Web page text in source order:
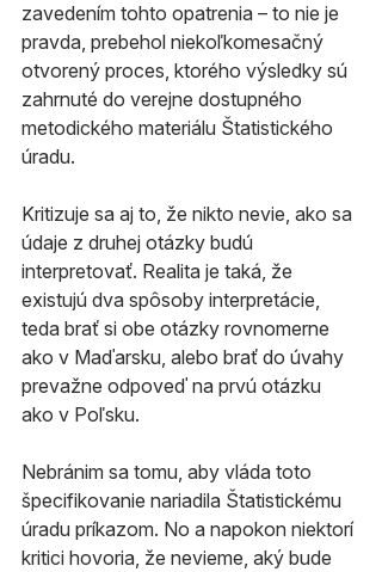
zavedením tohto opatrenia – to nie je
pravda, prebehol niekoľkomesačný
otvorený proces, ktorého výsledky sú
zahrnuté do verejne dostupného
metodického materiálu Štatistického
úradu.
Kritizuje sa aj to, že nikto nevie, ako sa
údaje z druhej otázky budú
interpretovať. Realita je taká, že
existujú dva spôsoby interpretácie,
teda brať si obe otázky rovnomerne
ako v Maďarsku, alebo brať do úvahy
prevažne odpoveď na prvú otázku
ako v Poľsku.
Nebránim sa tomu, aby vláda toto
špecifikovanie nariadila Štatistickému
úradu príkazom. No a napokon niektorí
kritici hovoria, že nevieme, aký bude